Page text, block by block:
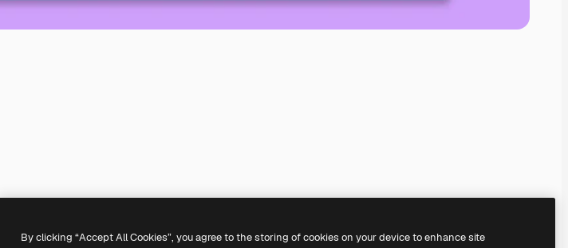
By clicking “Accept All Cookies”, you agree to the storing of cookies on your device to enhance site